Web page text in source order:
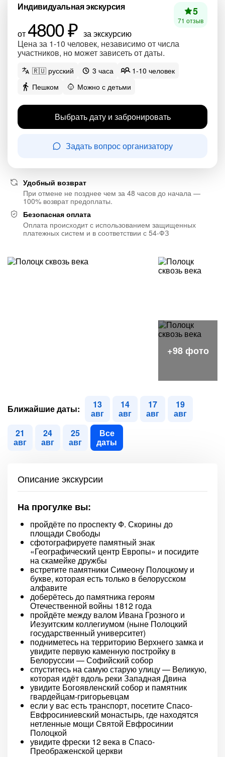
Индивидуальная экскурсия
от 4800 ₽ за экскурсию
Цена за 1-10 человек, независимо от числа
участников, но может зависеть от даты.
5
71 отзыв
🇷🇺 русский 3 часа
1-10 человек
Пешком
Можно с детьми
Выбрать дату и забронировать
Задать вопрос организатору
Удобный возврат
При отмене не позднее чем за 48 часов до начала —
100% возврат предоплаты.
Безопасная оплата
Оплата происходит с использованием защищенных
платежных систем и в соответствии с 54-ФЗ
Ближайшие даты: 13
авг
14
авг
17
авг
19
авг
21
авг
24
авг
25
авг
Все
даты
Описание экскурсии
На прогулке вы:
пройдёте по проспекту Ф. Скорины до
площади Свободы
сфотографируете памятный знак
«Географический центр Европы» и посидите
на скамейке дружбы
встретите памятники Симеону Полоцкому и
букве, которая есть только в белорусском
алфавите
доберётесь до памятника героям
Отечественной войны 1812 года
пройдёте между валом Ивана Грозного и
Иезуитским коллегиумом (ныне Полоцкий
государственный университет)
подниметесь на территорию Верхнего замка и
увидите первую каменную постройку в
Белоруссии — Софийский собор
спуститесь на самую старую улицу — Великую,
которая идёт вдоль реки Западная Двина
увидите Богоявленский собор и памятник
гвардейцам-григорьевцам
если у вас есть транспорт, посетите Спасо-
Евфросиниевский монастырь, где находятся
нетленные мощи Святой Евфросинии
Полоцкой
увидите фрески 12 века в Спасо-
Преображенской церкви